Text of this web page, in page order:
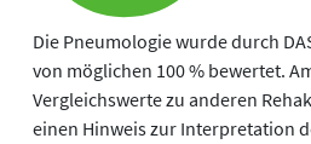
Die Pneumologie wurde durch
von möglichen 100 % bewertet.
Vergleichswerte zu anderen
einen Hinweis zur Interpretation